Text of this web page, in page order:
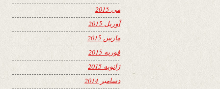
می 2015
آوریل 2015
مارس 2015
فوریه 2015
ژانویه 2015
دسامبر 2014